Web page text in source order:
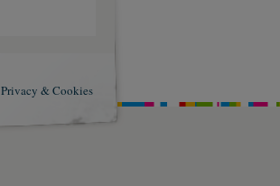
Privacy & Cookies